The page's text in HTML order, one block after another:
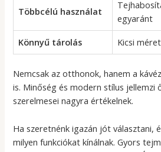
Többcélú használat
egyaránt
Könnyű tárolás
Kicsi
Nemcsak az otthonok, hanem a
is. Minőség és modern stílus jellemzi
szerelmesei nagyra értékelnek.
Ha szeretnénk igazán jót választani,
milyen funkciókat kínálnak. Gyors